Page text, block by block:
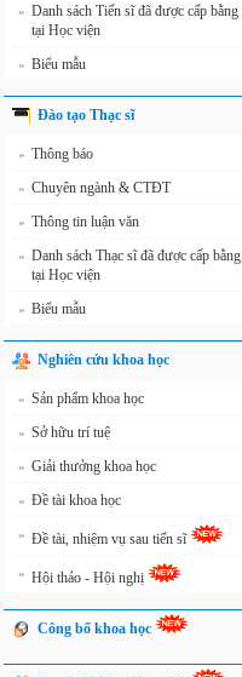
» Danh sách Tiến sĩ đã được cấp bằng
tại Học viện
» Biểu mẫu
Đào tạo Thạc sĩ
» Thông báo
» Chuyên ngành & CTĐT
» Thông tin luận văn
» Danh sách Thạc sĩ đã được cấp bằng
tại Học viện
» Biểu mẫu
Nghiên cứu khoa học
» Sản phẩm khoa học
» Sở hữu trí tuệ
» Giải thưởng khoa học
» Đề tài khoa học
» Đề tài, nhiệm vụ sau tiến sĩ
» Hội thảo - Hội nghị
Công bố khoa học